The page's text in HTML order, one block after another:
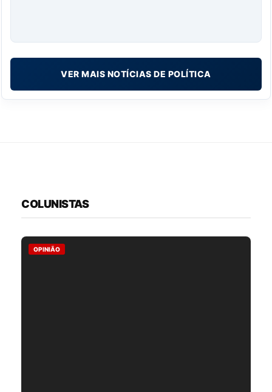
VER MAIS NOTÍCIAS DE POLÍTICA
COLUNISTAS
OPINIÃO